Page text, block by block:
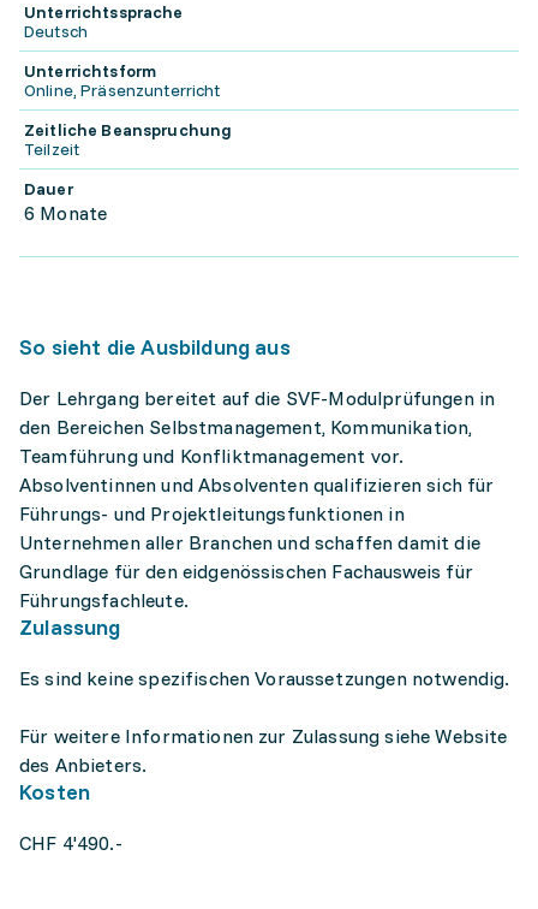
Unterrichtssprache
Deutsch
Unterrichtsform
Online, Präsenzunterricht
Zeitliche Beanspruchung
Teilzeit
Dauer
6 Monate
So sieht die Ausbildung aus
Der Lehrgang bereitet auf die SVF-Modulprüfungen in
den Bereichen Selbstmanagement, Kommunikation,
Teamführung und Konfliktmanagement vor.
Absolventinnen und Absolventen qualifizieren sich für
Führungs- und Projektleitungsfunktionen in
Unternehmen aller Branchen und schaffen damit die
Grundlage für den eidgenössischen Fachausweis für
Führungsfachleute.
Zulassung
Es sind keine spezifischen Voraussetzungen notwendig.
Für weitere Informationen zur Zulassung siehe Website
des Anbieters.
Kosten
CHF 4'490.-